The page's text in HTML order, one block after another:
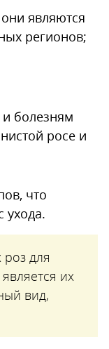
являются
регионов;
и болезням
росе и
что
ухода.
роз для
их
вид,